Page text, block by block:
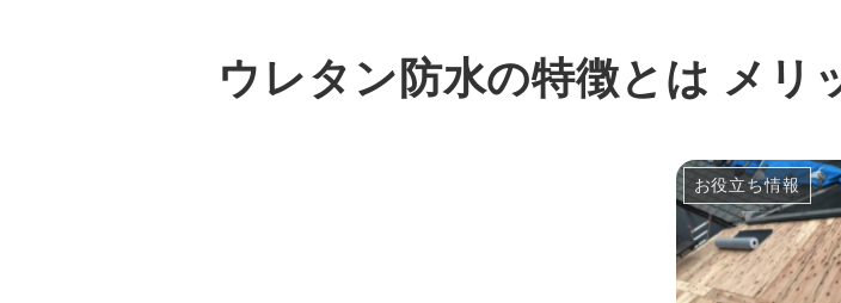
ウレタン防水の特徴とは メリ
お役立ち情報